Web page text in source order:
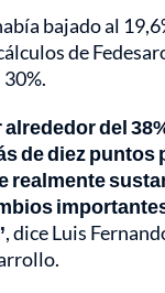
bajado al
de
del
de diez puntos
realmente
, dice Luis